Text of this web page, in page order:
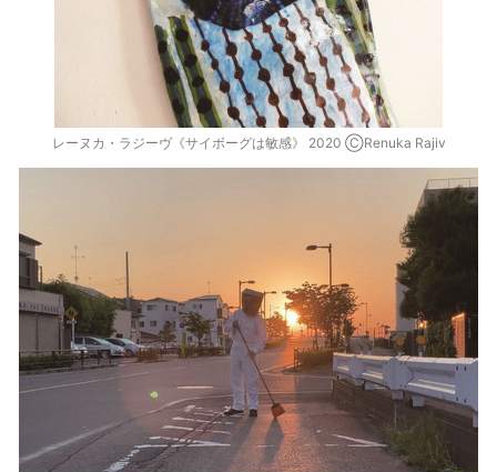
レーヌカ・ラジーヴ《サイボーグは敏感》 2020 ⒸRenuka Rajiv